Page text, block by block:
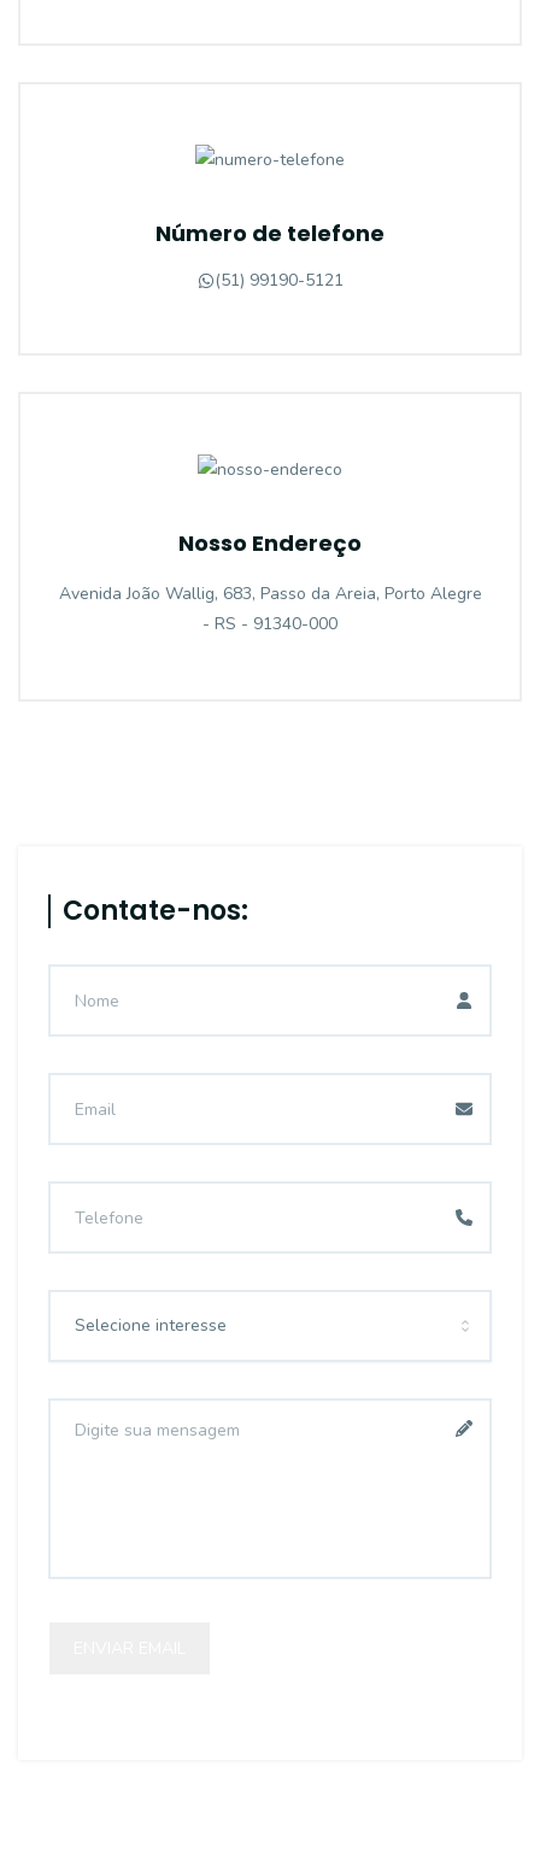
Número de telefone
(51) 99190-5121
Nosso Endereço
Avenida João Wallig, 683, Passo da Areia, Porto Alegre
- RS - 91340-000
Contate-nos:
Selecione interesse